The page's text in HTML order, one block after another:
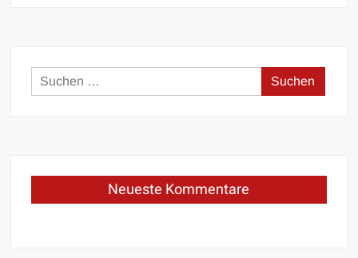
Suchen
nach:
Neueste Kommentare